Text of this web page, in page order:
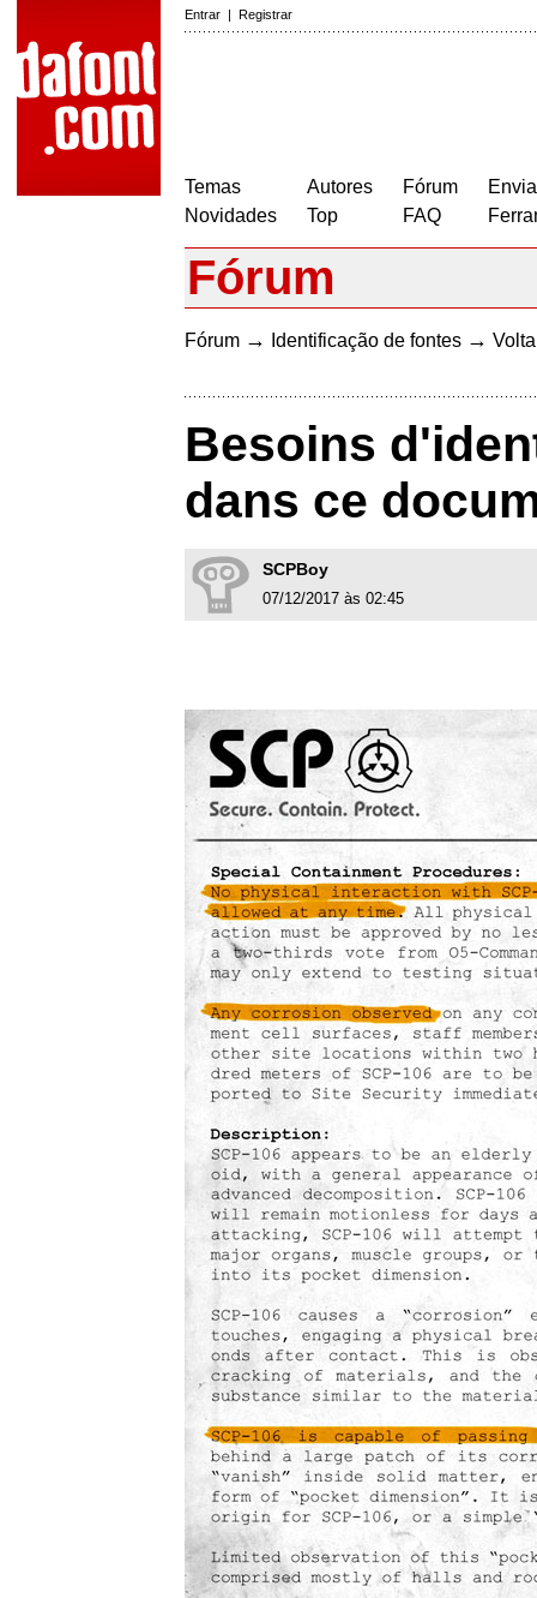
Entrar | Registrar
Temas
Novidades
Autores
Top
Fórum
FAQ
Fórum
Fórum → Identificação de fontes →
Besoins
dans ce
SCPBoy
07/12/2017 às 02:45